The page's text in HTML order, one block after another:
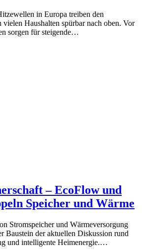
in Europa treiben den
vielen Haushalten spürbar nach oben. Vor
sorgen für steigende…
– EcoFlow und
Speicher und Wärme
Stromspeicher und Wärmeversorgung
Baustein der aktuellen Diskussion rund
und intelligente Heimenergie.…